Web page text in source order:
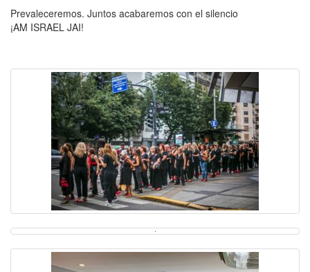
Prevaleceremos. Juntos acabaremos con el silencio
¡AM ISRAEL JAI!